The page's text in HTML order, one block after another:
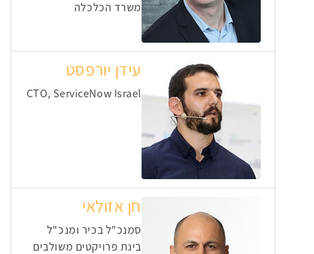
משרד הכלכלה
עידן יורפסט
CTO, ServiceNow Israel
חן אזולאי
סמנכ"ל בכיר ומנכ"ל
בינת פרויקטים משולבים